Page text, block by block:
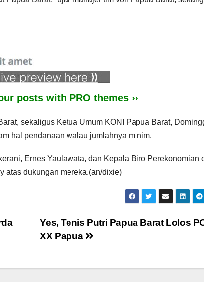
posts with PRO themes ››
sekaligus Ketua Umum KONI Papua Barat,
hal pendanaan walau jumlahnya minim.
Ernes Yaulawata, dan Kepala Biro Perekonomian
atas dukungan mereka.(an/dixie)
Yes, Tenis Putri Papua Barat Lolos
XX Papua